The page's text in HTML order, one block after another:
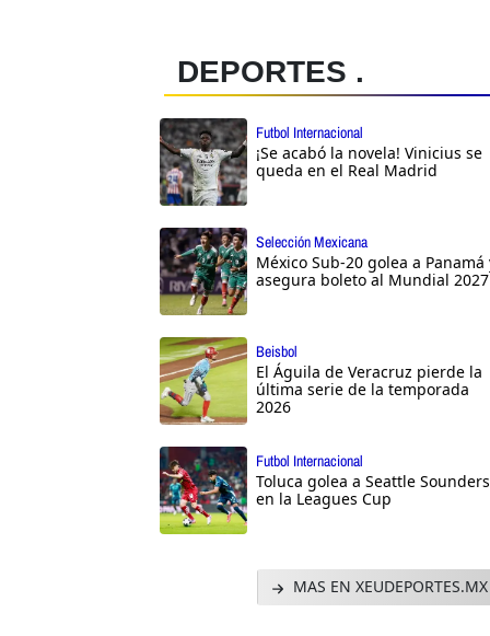
DEPORTES .
Futbol Internacional
¡Se acabó la novela! Vinicius se
queda en el Real Madrid
Selección Mexicana
México Sub-20 golea a Panamá
asegura boleto al Mundial 2027
Beisbol
El Águila de Veracruz pierde la
última serie de la temporada
2026
Futbol Internacional
Toluca golea a Seattle Sounders
en la Leagues Cup
MAS EN XEUDEPORTES.MX